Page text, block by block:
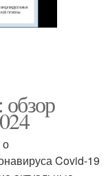
Covid-19